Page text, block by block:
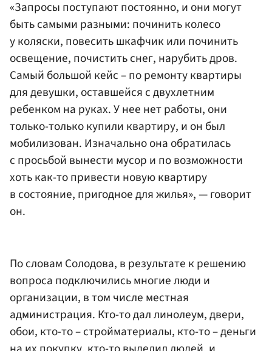
«Запросы поступают постоянно, и они могут
быть самыми разными: починить колесо
у коляски, повесить шкафчик или починить
освещение, почистить снег, нарубить дров.
Самый большой кейс – по ремонту квартиры
для девушки, оставшейся с двухлетним
ребенком на руках. У нее нет работы, они
только-только купили квартиру, и он был
мобилизован. Изначально она обратилась
с просьбой вынести мусор и по возможности
хоть как-то привести новую квартиру
в состояние, пригодное для жилья», — говорит
он.
По словам Солодова, в результате к решению
вопроса подключились многие люди и
организации, в том числе местная
администрация. Кто-то дал линолеум, двери,
обои, кто-то – стройматериалы, кто-то – деньги